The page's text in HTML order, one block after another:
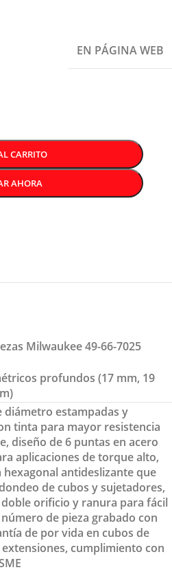
EN PÁGINA WEB
CARRITO
AHORA
Milwaukee 49-66-7025
profundos (17 mm, 19
diámetro estampadas y
tinta para mayor resistencia
diseño de 6 puntas en acero
aplicaciones de torque alto,
hexagonal antideslizante que
de cubos y sujetadores,
orificio y ranura para fácil
de pieza grabado con
de por vida en cubos de
cumplimiento con